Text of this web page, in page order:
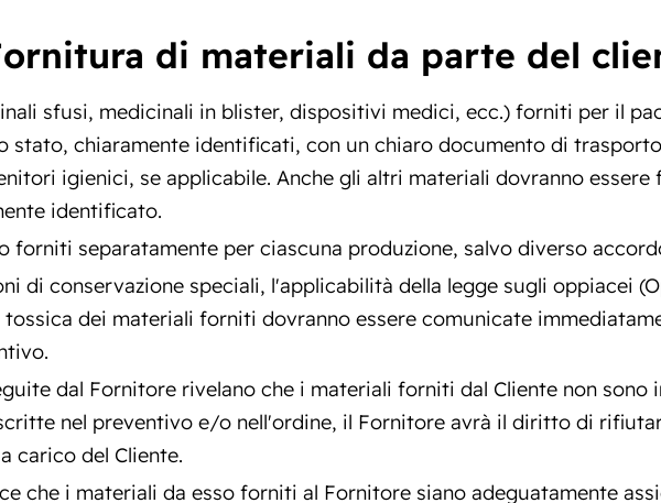
di materiali da parte del
sfusi, medicinali in blister, dispositivi medici, ecc.) forniti per il
stato, chiaramente identificati, con un chiaro documento di
igienici, se applicabile. Anche gli altri materiali dovranno
identificato.
forniti separatamente per ciascuna produzione, salvo diverso
di conservazione speciali, l'applicabilità della legge sugli oppiacei
tossica dei materiali forniti dovranno essere comunicate
dal Fornitore rivelano che i materiali forniti dal Cliente non
nel preventivo e/o nell'ordine, il Fornitore avrà il diritto di
carico del Cliente.
che i materiali da esso forniti al Fornitore siano adeguatamente